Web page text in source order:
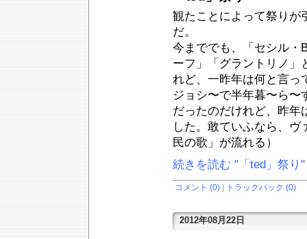
観たことによって祭りが
だ。
今まででも、「セシル・
ーフ」「グラントリノ」
れど、一昨年は何と言っ
ジョシ〜で半年暮〜ら〜
だったのだけれど、昨年
した。敢ていふなら、
民の歌」が流れる）
続きを読む "「ted」祭り"
コメント (0) トラックバック (0)
2012年08月22日